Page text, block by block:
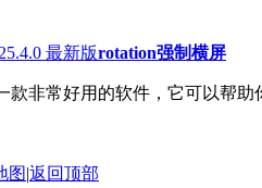
rotation强制横屏
款非常好用的软件，它可以帮
图|返回顶部